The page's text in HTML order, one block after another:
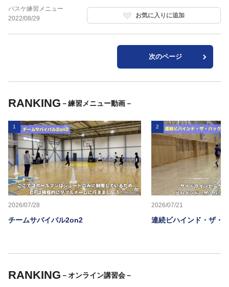
バスケ練習メニュー
2022/08/29
お気に入りに追加
次のページ
RANKING －練習メニュー動画－
1
2026/07/28
チームサバイバル2on2
2
2026/07/21
連続ビハインド・ザ・
RANKING －オンライン講習会－